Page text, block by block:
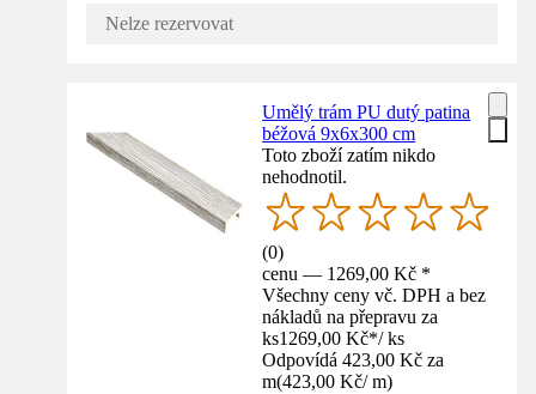
Nelze rezervovat
Umělý trám PU dutý patina
béžová 9x6x300 cm
Toto zboží zatím nikdo
nehodnotil.
(0)
cenu — 1269,00 Kč *
Všechny ceny vč. DPH a bez
nákladů na přepravu za
ks1269,00 Kč*/ ks
Odpovídá 423,00 Kč za
m(423,00 Kč/ m)